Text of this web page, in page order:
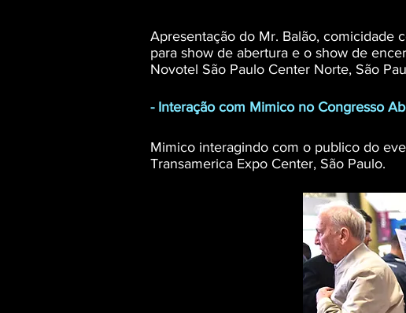
Apresentação do Mr. Balão, comicidade
para show de abertura e o show de
Novotel São Paulo Center Norte, São
- Interação com Mimico no Congresso
Mimico interagindo com o publico do
Transamerica Expo Center, São Paulo.